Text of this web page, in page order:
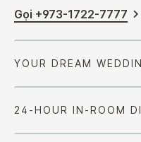
Gọi +973-1722-7777